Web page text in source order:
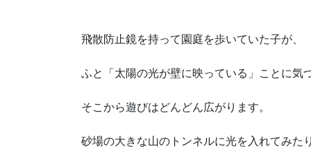
飛散防止鏡を持って園庭を歩いていた子が、
ふと「太陽の光が壁に映っている」ことに気
そこから遊びはどんどん広がります。
砂場の大きな山のトンネルに光を入れてみたり